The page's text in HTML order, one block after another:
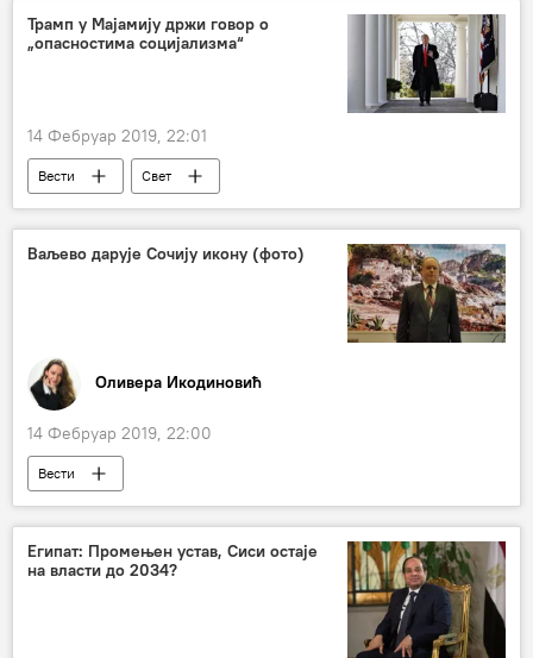
Доналд Трамп
Елиот Енгел
опозиција
Трамп у Мајамију држи говор о
„опасностима социјализма“
14 Фебруар 2019, 22:01
Вести Свет
Ваљево дарује Сочију икону (фото)
Оливера Икодиновић
14 Фебруар 2019, 22:00
Вести
Египат: Промењен устав, Сиси остаје
на власти до 2034?